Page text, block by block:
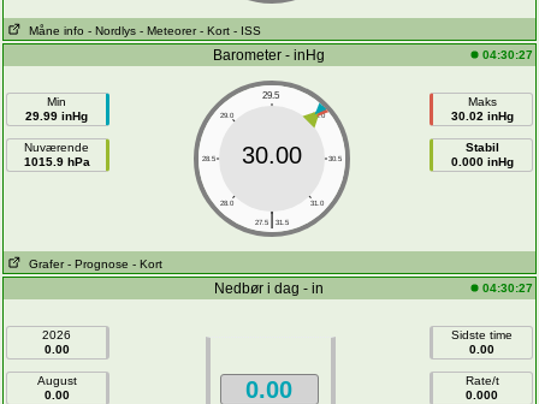
Måne info - Nordlys - Meteorer - Kort - ISS
Barometer - inHg 04:30:27
Min
29.99 inHg
Nuværende
1015.9 hPa
29.5
29.0 30.0
28.5 30.5
28.0 31.0
|
27.5 31.5
30.00
Maks
30.02 inHg
Stabil
0.000 inHg
Grafer - Prognose - Kort
Nedbør i dag - in 04:30:27
2026
0.00
August
0.00
0.00
Sidste time
0.00
Rate/t
0.000